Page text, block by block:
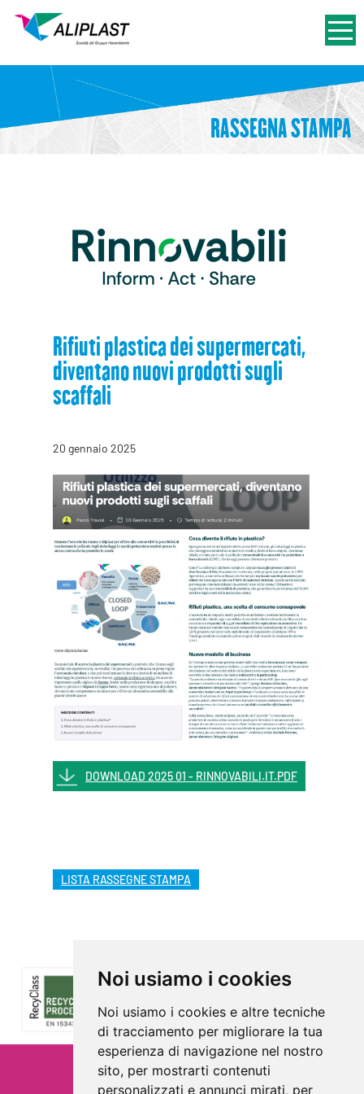
Noi usiamo i cookies
Noi usiamo i cookies e altre tecniche
di tracciamento per migliorare la tua
esperienza di navigazione nel nostro
sito, per mostrarti contenuti
personalizzati e annunci mirati, per
RASSEGNA STAMPA
Rifiuti plastica dei supermercati,
diventano nuovi prodotti sugli
scaffali
20 gennaio 2025
DOWNLOAD 2025 01 - RINNOVABILI.IT.PDF
LISTA RASSEGNE STAMPA
Privacy